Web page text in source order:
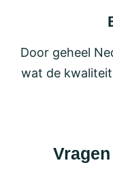
Door geheel
wat de